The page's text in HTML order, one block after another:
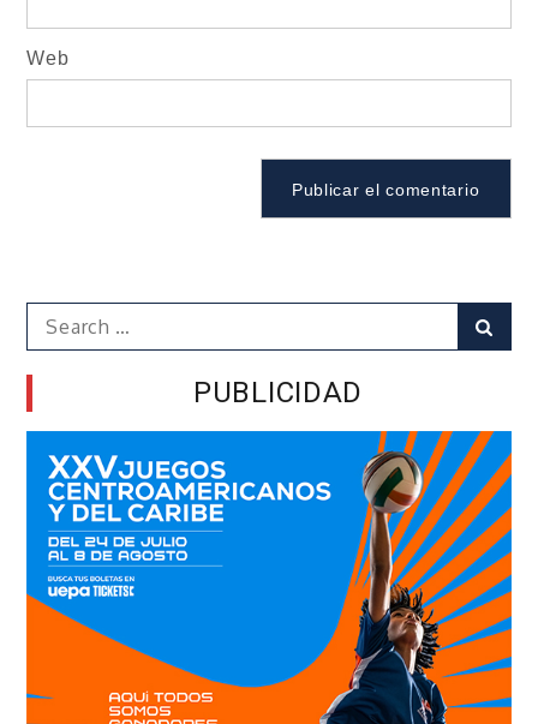
Web
Search
for:
PUBLICIDAD